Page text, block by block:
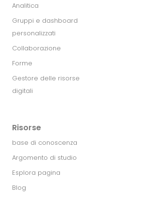
Analitica
Gruppi e dashboard
personalizzati
Collaborazione
Forme
Gestore delle risorse
digitali
Risorse
base di conoscenza
Argomento di studio
Esplora pagina
Blog